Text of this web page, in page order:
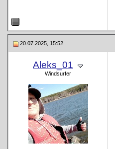
20.07.2025, 15:52
Aleks_01
Windsurfer